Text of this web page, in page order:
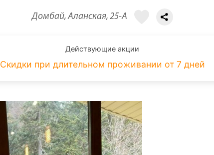
Домбай, Аланская, 25-А
Действующие акции
Скидки при длительном проживании от 7 дней